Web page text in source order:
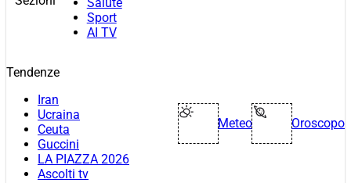
Salute
Sport
AI TV
Tendenze
Iran
Ucraina
Ceuta
Guccini
LA PIAZZA 2026
Ascolti tv
Meteo Oroscopo